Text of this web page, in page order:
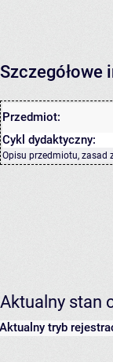
Przedmiot:
Cykl dydaktyczny:
Opisu przedmiotu, zasad
Aktualny stan
Aktualny tryb